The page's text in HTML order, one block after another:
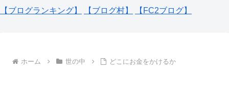
【ブログランキング】 【ブログ村】 【FC2ブログ】
ホーム 世の中 どこにお金をかけるか